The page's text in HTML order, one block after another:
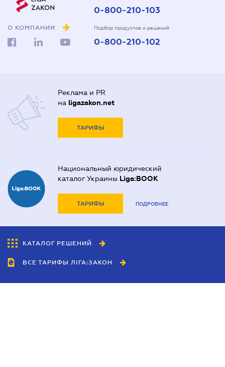
О КОМПАНИИ
0-800-210-103
Подбор продуктов и решений
0-800-210-102
Реклама и PR
на ligazakon.net
ТАРИФЫ
Национальный юридический
каталог Украины Liga:BOOK
ТАРИФЫ ПОДРОБНЕЕ
КАТАЛОГ РЕШЕНИЙ
ВСЕ ТАРИФЫ ЛІГА:ЗАКОН